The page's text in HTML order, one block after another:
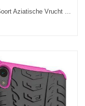
Sony Xperia E5 Hoesje Leren Etui Kaart Soort Aziatische Vrucht Bescherming Purper Kopen